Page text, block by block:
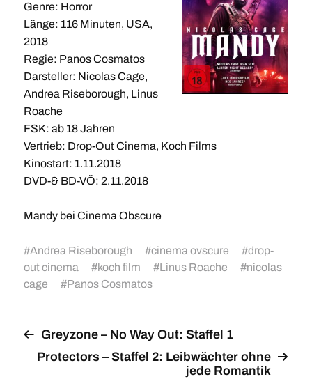
Genre: Horror
Länge: 116 Minuten, USA,
2018
Regie: Panos Cosmatos
Darsteller: Nicolas Cage,
Andrea Riseborough, Linus
Roache
FSK: ab 18 Jahren
Vertrieb: Drop-Out Cinema, Koch Films
Kinostart: 1.11.2018
DVD-& BD-VÖ: 2.11.2018
Mandy bei Cinema Obscure
#Andrea Riseborough #cinema ovscure #drop-
out cinema
#koch film #Linus Roache #nicolas
cage
#Panos Cosmatos
Greyzone – No Way Out: Staffel 1
Protectors – Staffel 2: Leibwächter ohne
jede Romantik